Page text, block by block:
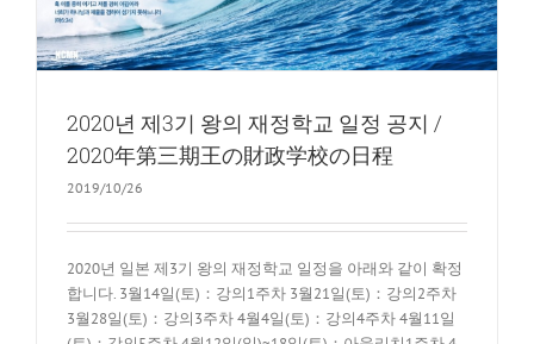
2020년 제3기 왕의 재정학교 일정 공지 /
2020年第三期王の財政学校の日程
2019/10/26
2020년 일본 제3기 왕의 재정학교 일정을 아래와 같이 확정
합니다. 3월14일(토)：강의1주차 3월21일(토)：강의2주차
3월28일(토)：강의3주차 4월4일(토)：강의4주차 4월11일